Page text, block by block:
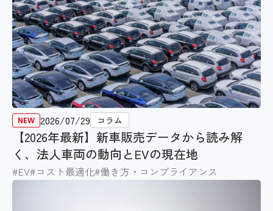
2026/07/29 コラム
【2026年最新】新車販売データから読み解
く、法人車両の動向とEVの現在地
#EV#コスト最適化#働き方・コンプライアンス